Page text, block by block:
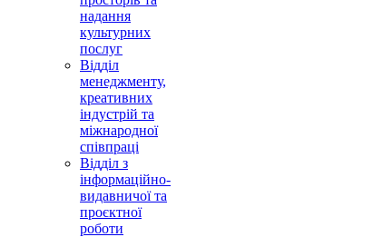
надання
культурних
послуг
Відділ
менеджменту,
креативних
індустрій та
міжнародної
співпраці
Відділ з
інформаційно-
видавничої та
проєктної
роботи